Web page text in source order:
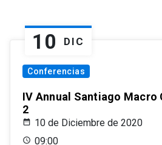
10 DIC
Conferencias
IV Annual Santiago Macro
2
10 de Diciembre de 2020
09:00